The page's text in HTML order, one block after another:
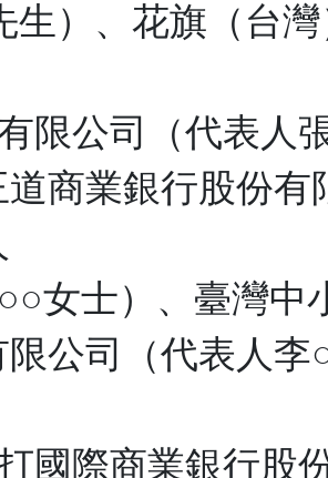
生）、花旗（台
公司（代表人
商業銀行股份有
士）、臺灣中
限公司（代表人李
際商業銀行股份